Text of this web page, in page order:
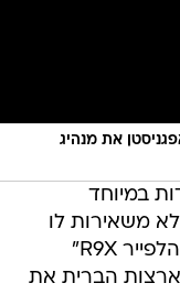
את מנהיג
במיוחד
משאירות לו
אף סיכוי להינצל. כך מתואר טיל ה"הלפייר R9X"
הברית את